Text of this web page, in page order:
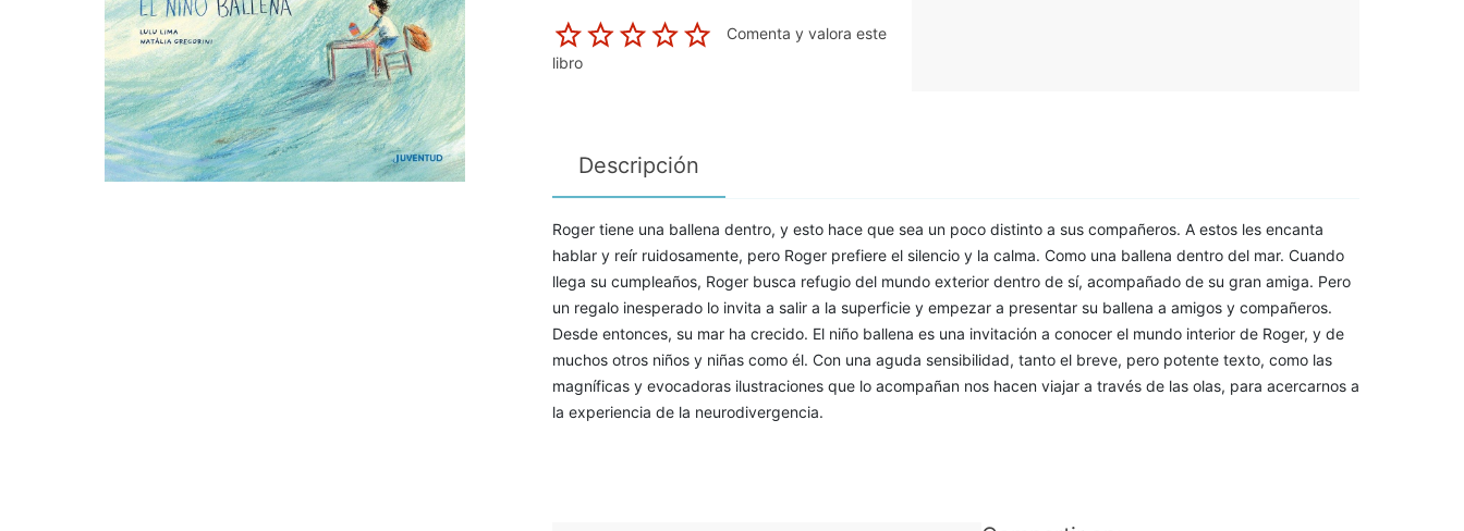
Comenta y valora este
libro
Descripción
Roger tiene una ballena dentro, y esto hace que sea un poco distinto a sus compañeros. A estos les encanta
hablar y reír ruidosamente, pero Roger prefiere el silencio y la calma. Como una ballena dentro del mar. Cuando
llega su cumpleaños, Roger busca refugio del mundo exterior dentro de sí, acompañado de su gran amiga. Pero
un regalo inesperado lo invita a salir a la superficie y empezar a presentar su ballena a amigos y compañeros.
Desde entonces, su mar ha crecido. El niño ballena es una invitación a conocer el mundo interior de Roger, y de
muchos otros niños y niñas como él. Con una aguda sensibilidad, tanto el breve, pero potente texto, como las
magníficas y evocadoras ilustraciones que lo acompañan nos hacen viajar a través de las olas, para acercarnos a
la experiencia de la neurodivergencia.